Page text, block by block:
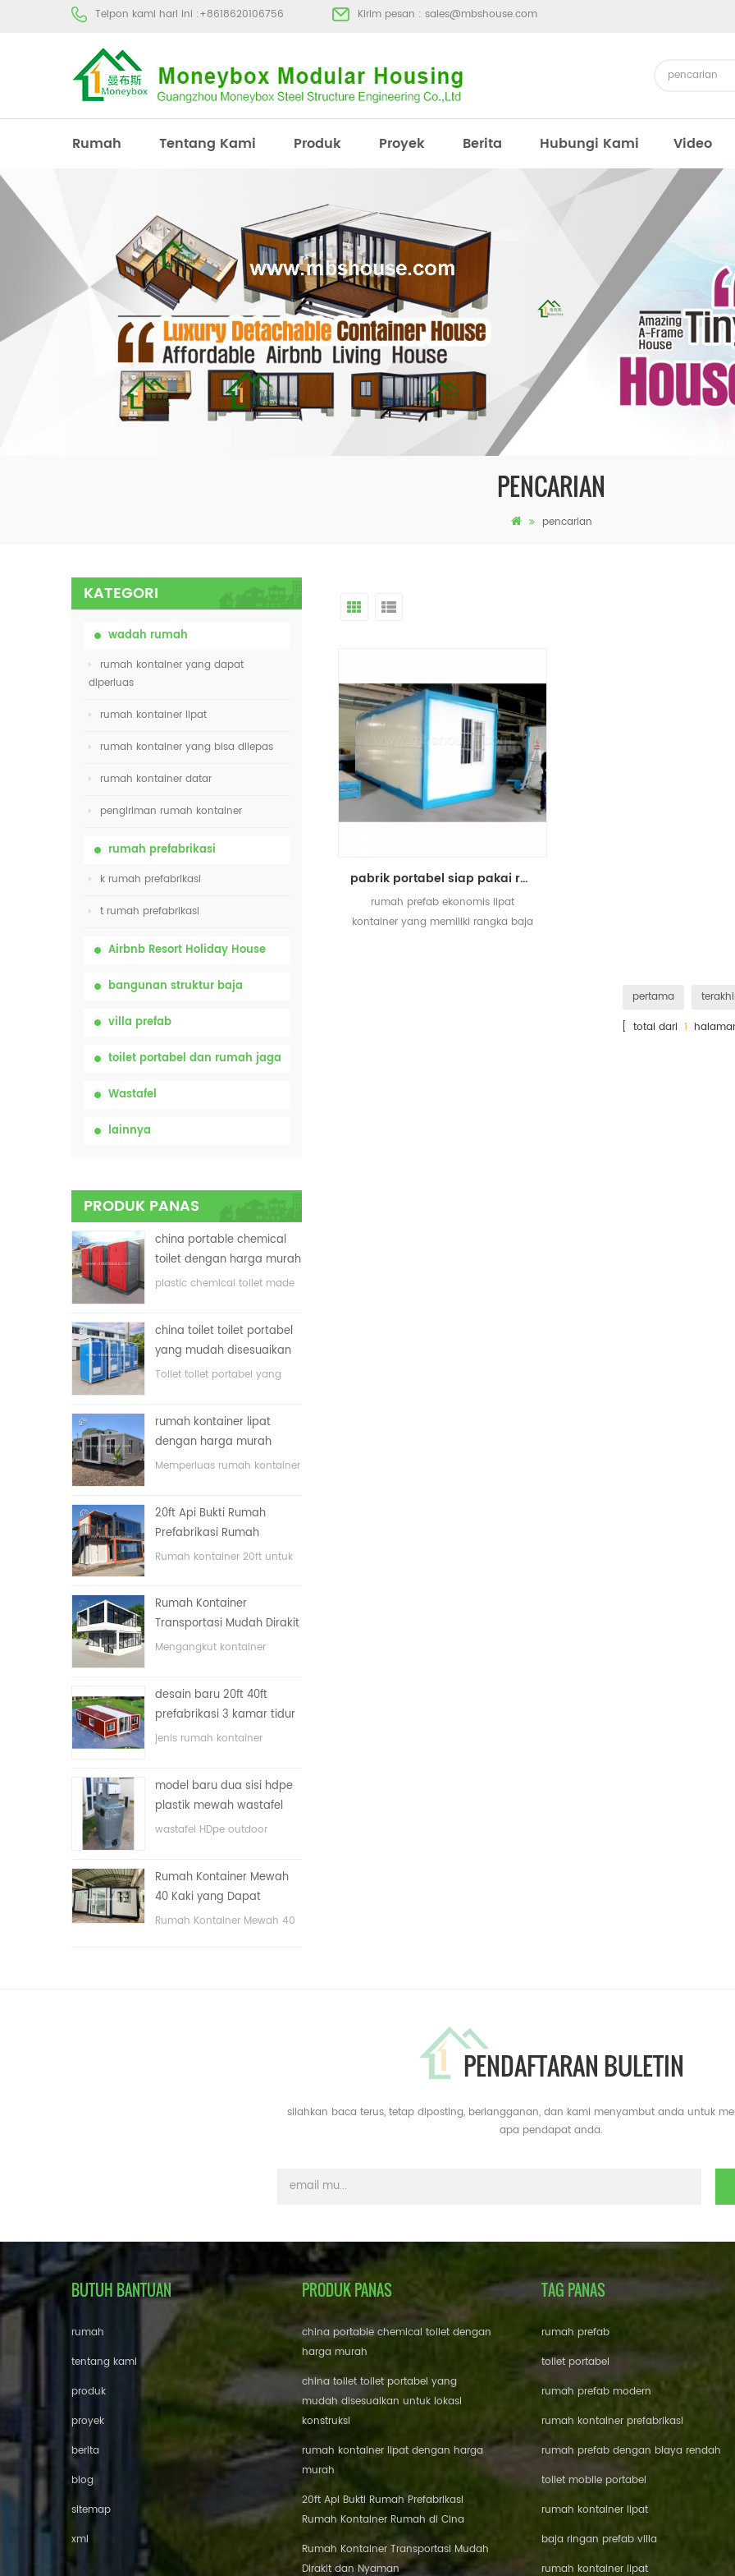
Telpon kami hari ini :+8618620106756 Kirim pesan : sales@mbshouse.com
Rumah Tentang Kami Produk Proyek Berita Hubungi Kami Video
PENCARIAN
pencarian
KATEGORI
wadah rumah
rumah kontainer yang dapat
diperluas
rumah kontainer lipat
rumah kontainer yang bisa dilepas
rumah kontainer datar
pengiriman rumah kontainer
rumah prefabrikasi
k rumah prefabrikasi
t rumah prefabrikasi
Airbnb Resort Holiday House
bangunan struktur baja
villa prefab
toilet portabel dan rumah jaga
Wastafel
lainnya
PRODUK PANAS
china portable chemical
toilet dengan harga murah
plastic chemical toilet made
china toilet toilet portabel
yang mudah disesuaikan
untuk lokasi konstruksi
Toilet toilet portabel yang
rumah kontainer lipat
dengan harga murah
Memperluas rumah kontainer
20ft Api Bukti Rumah
Prefabrikasi Rumah
Kontainer Rumah di Cina
Rumah kontainer 20ft untuk
Rumah Kontainer
Transportasi Mudah Dirakit
dan Nyaman
Mengangkut kontainer
desain baru 20ft 40ft
prefabrikasi 3 kamar tidur
rumah kontainer kecil
jenis rumah kontainer
kamar tidur, satu kamar
mandi dan dengan sistem
listrik.
model baru dua sisi hdpe
plastik mewah wastafel
kamar mandi umum
wastafel HDpe outdoor
nbsp;
Rumah Kontainer Mewah
40 Kaki yang Dapat
Diperluas Dengan Tiga
Rumah Kontainer Mewah 40
pabrik portabel siap pakai rangka baja lipat rumah kontainer
rumah prefab ekonomis lipat
kontainer yang memiliki rangka baja
pertama
[ total dari 1
PENDAFTARAN BULETIN
silahkan baca terus, tetap diposting, berlangganan, dan kami menyambut anda untuk
apa pendapat anda.
BUTUH BANTUAN
rumah
tentang kami
produk
proyek
berita
blog
sitemap
xml
PRODUK PANAS
china portable chemical toilet dengan
harga murah
china toilet toilet portabel yang
mudah disesuaikan untuk lokasi
konstruksi
rumah kontainer lipat dengan harga
murah
20ft Api Bukti Rumah Prefabrikasi
Rumah Kontainer Rumah di Cina
Rumah Kontainer Transportasi Mudah
Dirakit dan Nyaman
TAG PANAS
rumah prefab
toilet portabel
rumah prefab modern
rumah kontainer prefabrikasi
rumah prefab dengan biaya rendah
toilet mobile portabel
rumah kontainer lipat
baja ringan prefab villa
rumah kontainer lipat